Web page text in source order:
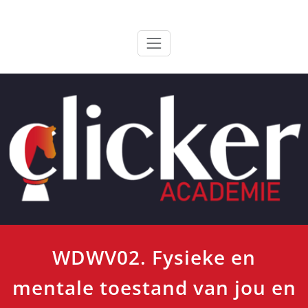
ClickerAcademie
WDWV02. Fysieke en
mentale toestand van jou en